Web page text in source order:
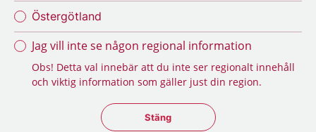
Östergötland
Jag vill inte se någon regional information
Obs! Detta val innebär att du inte ser regionalt innehåll
och viktig information som gäller just din region.
Stäng regionsväljaren
Stäng